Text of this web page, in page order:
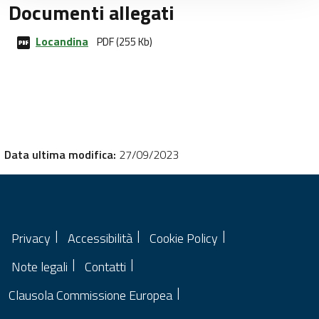
Documenti allegati
Locandina PDF (255 Kb)
Data ultima modifica: 27/09/2023
Privacy Accessibilità
Cookie Policy
Note legali
Contatti
Clausola Commissione Europea